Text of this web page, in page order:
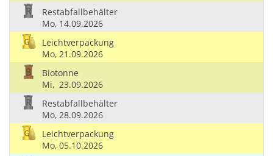
Restabfallbehälter
Mo, 14.09.2026
Leichtverpackung
Mo, 21.09.2026
Biotonne
Mi, 23.09.2026
Restabfallbehälter
Mo, 28.09.2026
Leichtverpackung
Mo, 05.10.2026